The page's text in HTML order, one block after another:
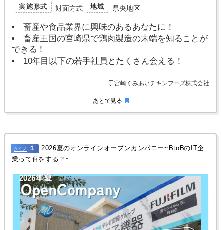
あとで見る
実施形式 対面方式 地域 県央地区
畜産や食品業界に興味のあるあなたに！
畜産王国の宮崎県で鶏肉製造の末端を知ることが
できる！
10年目以下の若手社員とたくさん会える！
宮崎くみあいチキンフーズ株式会社
タイプ １
2026夏のオンラインオープンカンパニー~BtoBのIT企
業って何をする？~